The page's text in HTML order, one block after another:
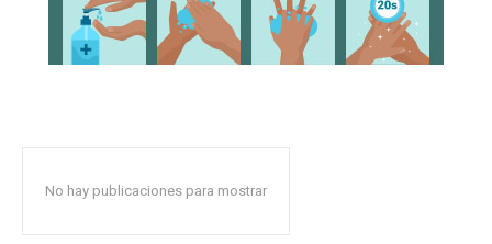
No hay publicaciones para mostrar